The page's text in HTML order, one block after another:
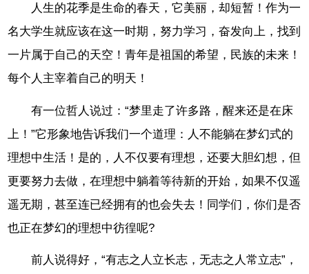
人生的花季是生命的春天，它美丽，却短暂！作为一
名大学生就应该在这一时期，努力学习，奋发向上，找到
一片属于自己的天空！青年是祖国的希望，民族的未来！
每个人主宰着自己的明天！
有一位哲人说过：“梦里走了许多路，醒来还是在床
上！”它形象地告诉我们一个道理：人不能躺在梦幻式的
理想中生活！是的，人不仅要有理想，还要大胆幻想，但
更要努力去做，在理想中躺着等待新的开始，如果不仅遥
遥无期，甚至连已经拥有的也会失去！同学们，你们是否
也正在梦幻的理想中彷徨呢?
前人说得好，“有志之人立长志，无志之人常立志”，